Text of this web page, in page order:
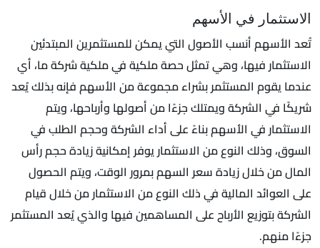
الاستثمار في الأسهم
تُعد الأسهم أنسب الأصول التي يمكن للمستثمرين المبتدئين
الاستثمار فيها، وهي تمثل حصة ملكية في ملكية شركة ما، أي
عندما يقوم المستثمر بشراء مجموعة من الأسهم فإنه بذلك يُعد
شريكًا في الشركة ويمتلك جزءًا من أصولها وأرباحها، ويتم
الاستثمار في الأسهم بناءً على أداء الشركة وحجم الطلب في
السوق، وذلك النوع من الاستثمار يوفر إمكانية زيادة حجم رأس
المال من خلال زيادة سعر السهم بمرور الوقت، ويتم الحصول
على العوائد المالية في ذلك النوع من الاستثمار من خلال قيام
الشركة بتوزيع الأرباح على المساهمين فيها والذي يُعد المستثمر
جزءًا منهم.